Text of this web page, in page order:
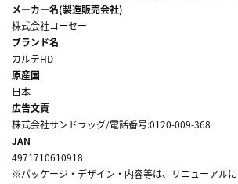
メーカー名(製造販売会社)
株式会社コーセー
ブランド名
カルテHD
原産国
日本
広告文責
株式会社サンドラッグ/電話番号:0120-009-368
JAN
4971710610918
※パッケージ・デザイン・内容等は、リニューアル